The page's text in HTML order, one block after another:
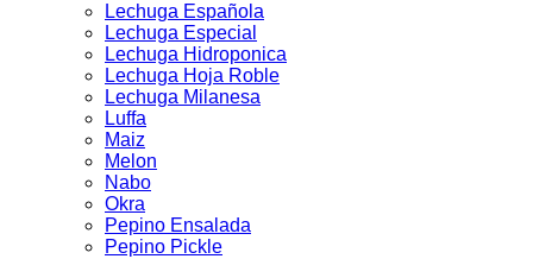
Lechuga Española
Lechuga Especial
Lechuga Hidroponica
Lechuga Hoja Roble
Lechuga Milanesa
Luffa
Maiz
Melon
Nabo
Okra
Pepino Ensalada
Pepino Pickle